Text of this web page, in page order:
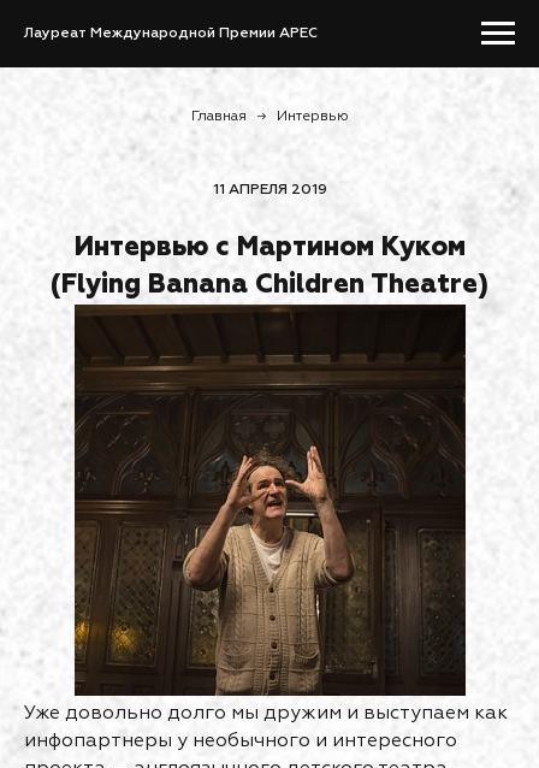
Лауреат Международной Премии APEC
Главная → Интервью
11 АПРЕЛЯ 2019
Интервью с Мартином Куком
(Flying Banana Children Theatre)
Уже довольно долго мы дружим и выступаем как
инфопартнеры у необычного и интересного